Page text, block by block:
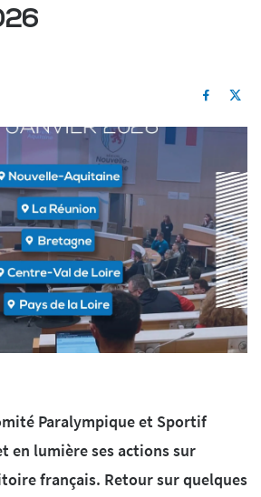
Paralympique et Sportif
en lumière ses actions sur
français. Retour sur quelques